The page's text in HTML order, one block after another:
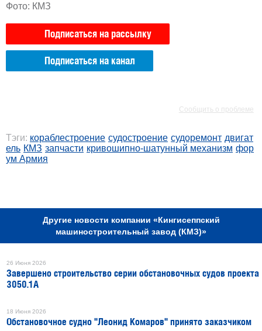
Фото: КМЗ
Подписаться на рассылку
Подписаться на канал
Сообщить о проблеме
Тэги: кораблестроение судостроение судоремонт двигат
ель КМЗ запчасти кривошипно-шатунный механизм фор
ум Армия
Другие новости компании «Кингисеппский
машиностроительный завод (КМЗ)»
26 Июня 2026
Завершено строительство серии обстановочных судов проекта
3050.1А
18 Июня 2026
Обстановочное судно "Леонид Комаров" принято заказчиком